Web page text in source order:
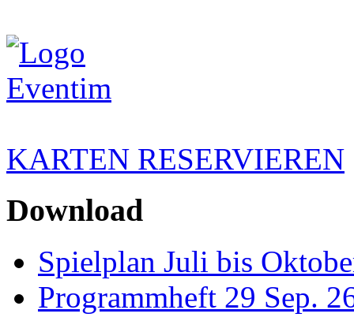
KARTEN RESERVIEREN
Download
Spielplan Juli bis
Programmheft 29 Sep.